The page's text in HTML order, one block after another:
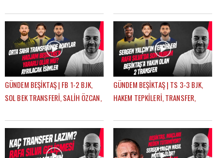
STROEYKENS | ÇAĞDAŞ SEVİNÇ
SEVİNÇ
GÜNDEM BEŞİKTAŞ | FB 1-2 BJK,
SOL BEK TRANSFERİ, SALİH ÖZCAN,
SEVİNÇ
GÜNDEM BEŞİKTAŞ | TS 3-3 BJK,
HAKEM TEPKİLERİ, TRANSFER,
ÇAĞDAŞ SEVİNÇ